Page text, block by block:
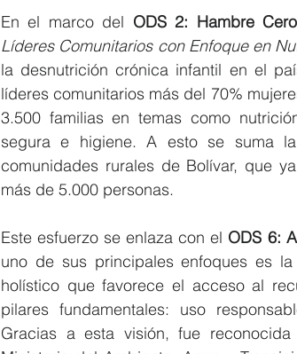
En el marco del ODS 2: Hambre Cero
Líderes Comunitarios con Enfoque en
la desnutrición crónica infantil en el
líderes comunitarios más del 70%
3.500 familias en temas como
segura e higiene. A esto se suma
comunidades rurales de Bolívar, que
más de 5.000 personas.
Este esfuerzo se enlaza con el ODS 6:
uno de sus principales enfoques es
holístico que favorece el acceso al
pilares fundamentales: uso
Gracias a esta visión, fue